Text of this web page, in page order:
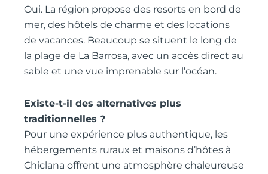
Oui. La région propose des resorts en bord de
mer, des hôtels de charme et des locations
de vacances. Beaucoup se situent le long de
la plage de La Barrosa, avec un accès direct au
sable et une vue imprenable sur l’océan.
Existe-t-il des alternatives plus
traditionnelles ?
Pour une expérience plus authentique, les
hébergements ruraux et maisons d’hôtes à
Chiclana offrent une atmosphère chaleureuse